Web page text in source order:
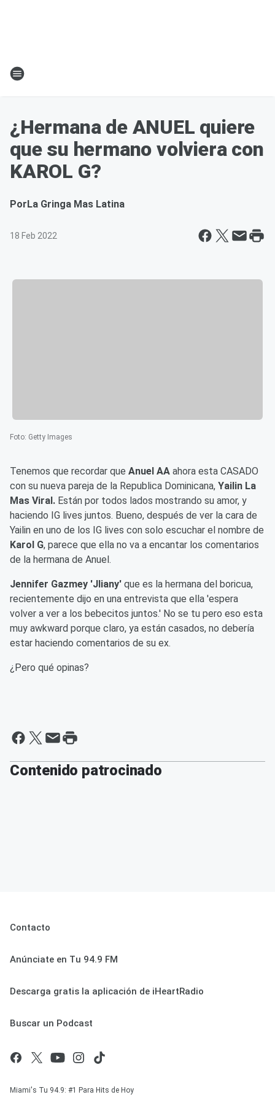
¿Hermana de ANUEL quiere
que su hermano volviera con
KAROL G?
PorLa Gringa Mas Latina
18 Feb 2022
Foto: Getty Images
Tenemos que recordar que Anuel AA ahora esta CASADO
con su nueva pareja de la Republica Dominicana, Yailin La
Mas Viral. Están por todos lados mostrando su amor, y
haciendo IG lives juntos. Bueno, después de ver la cara de
Yailin en uno de los IG lives con solo escuchar el nombre de
Karol G, parece que ella no va a encantar los comentarios
de la hermana de Anuel.
Jennifer Gazmey 'Jliany' que es la hermana del boricua,
recientemente dijo en una entrevista que ella 'espera
volver a ver a los bebecitos juntos.' No se tu pero eso esta
muy awkward porque claro, ya están casados, no debería
estar haciendo comentarios de su ex.
¿Pero qué opinas?
Contenido patrocinado
Contacto
Anúnciate en Tu 94.9 FM
Descarga gratis la aplicación de iHeartRadio
Buscar un Podcast
Miami's Tu 94.9: #1 Para Hits de Hoy